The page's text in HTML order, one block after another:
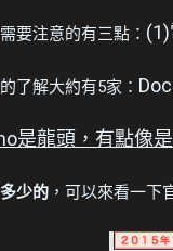
要注意的有三點：
了解大約有5家：
是龍頭，有點像
少的 ，可以來看一下